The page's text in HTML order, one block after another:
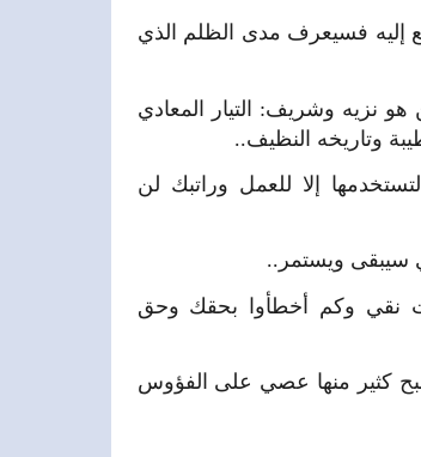
إليه فسيعرف مدى الظلم الذي
نزيه وشريف: التيار المعادي
وتاريخه النظيف..
إلا للعمل وراتبك لن
سيبقى ويستمر..
نقي وكم أخطأوا بحقك وحق
كثير منها عصي على الفؤوس